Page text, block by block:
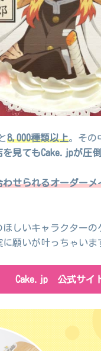
8,000種類以上。その
見てもCake.jpが圧
わせられるオーダーメ
しいキャラクター
願いが叶っちゃいま
Cake.jp 公式サイ